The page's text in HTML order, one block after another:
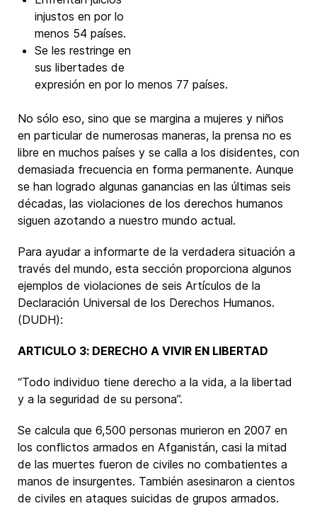
injustos en por lo
menos 54 países.
Se les restringe en
sus libertades de
expresión en por lo menos 77 países.
No sólo eso, sino que se margina a mujeres y niños
en particular de numerosas maneras, la prensa no es
libre en muchos países y se calla a los disidentes, con
demasiada frecuencia en forma permanente. Aunque
se han logrado algunas ganancias en las últimas seis
décadas, las violaciones de los derechos humanos
siguen azotando a nuestro mundo actual.
Para ayudar a informarte de la verdadera situación a
través del mundo, esta sección proporciona algunos
ejemplos de violaciones de seis Artículos de la
Declaración Universal de los Derechos Humanos.
(DUDH):
ARTICULO 3: DERECHO A VIVIR EN LIBERTAD
“Todo individuo tiene derecho a la vida, a la libertad
y a la seguridad de su persona”.
Se calcula que 6,500 personas murieron en 2007 en
los conflictos armados en Afganistán, casi la mitad
de las muertes fueron de civiles no combatientes a
manos de insurgentes. También asesinaron a cientos
de civiles en ataques suicidas de grupos armados.